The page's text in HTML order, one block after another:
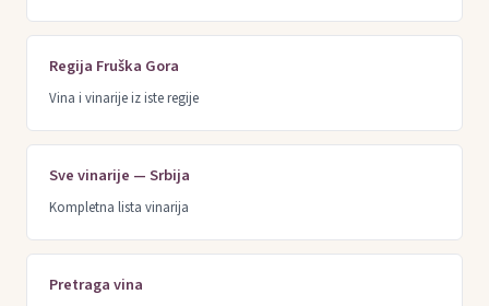
Regija Fruška Gora
Vina i vinarije iz iste regije
Sve vinarije — Srbija
Kompletna lista vinarija
Pretraga vina